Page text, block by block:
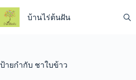
to
content
บ้านไร่ต้นฝัน
ป้ายกำกับ ชาใบข้าว